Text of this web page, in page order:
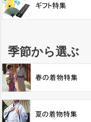
季節から選ぶ